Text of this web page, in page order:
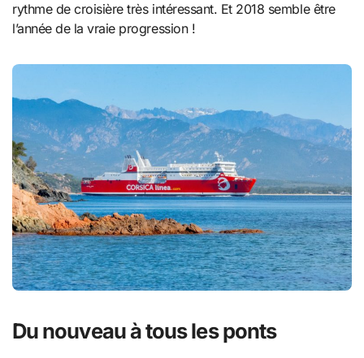
rythme de croisière très intéressant. Et 2018 semble être
l’année de la vraie progression !
Du nouveau à tous les ponts